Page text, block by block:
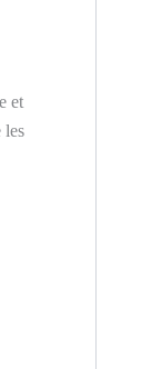
et
les